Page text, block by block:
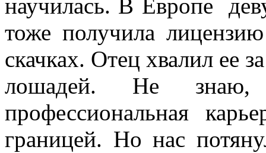
научилась. В Европе
тоже получила
скачках. Отец хвалил ее
лошадей. Не
профессиональная
границей. Но нас